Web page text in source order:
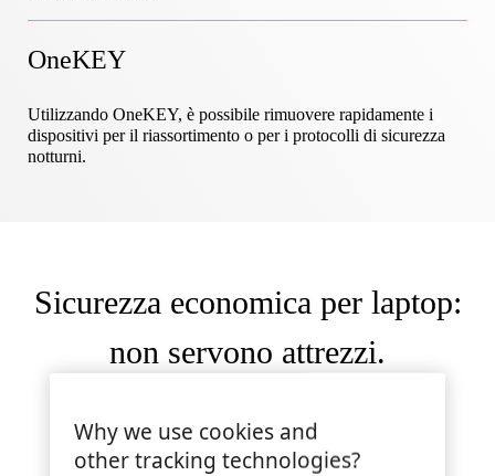
Salute e bellezza
Serrature intelligenti
Punto vendita
Supporti per tablet
Casi di studio
Notizie
OneKEY
Utilizzando OneKEY, è possibile rimuovere rapidamente i
dispositivi per il riassortimento o per i protocolli di sicurezza
notturni.
Sicurezza economica per laptop:
non servono attrezzi.
Why we use cookies and
other tracking technologies?